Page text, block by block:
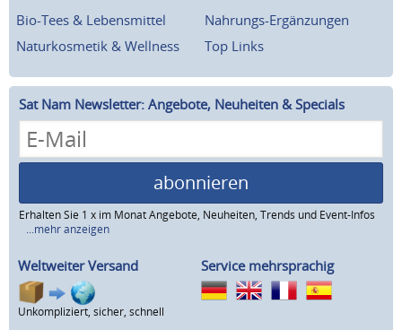
Bio-Tees & Lebensmittel
Nahrungs-Ergänzungen
Naturkosmetik & Wellness
Top Links
Sat Nam Newsletter: Angebote, Neuheiten & Specials
abonnieren
Erhalten Sie 1 x im Monat Angebote, Neuheiten, Trends und Event-Infos
...mehr anzeigen
Weltweiter Versand
Unkompliziert, sicher, schnell
Service mehrsprachig